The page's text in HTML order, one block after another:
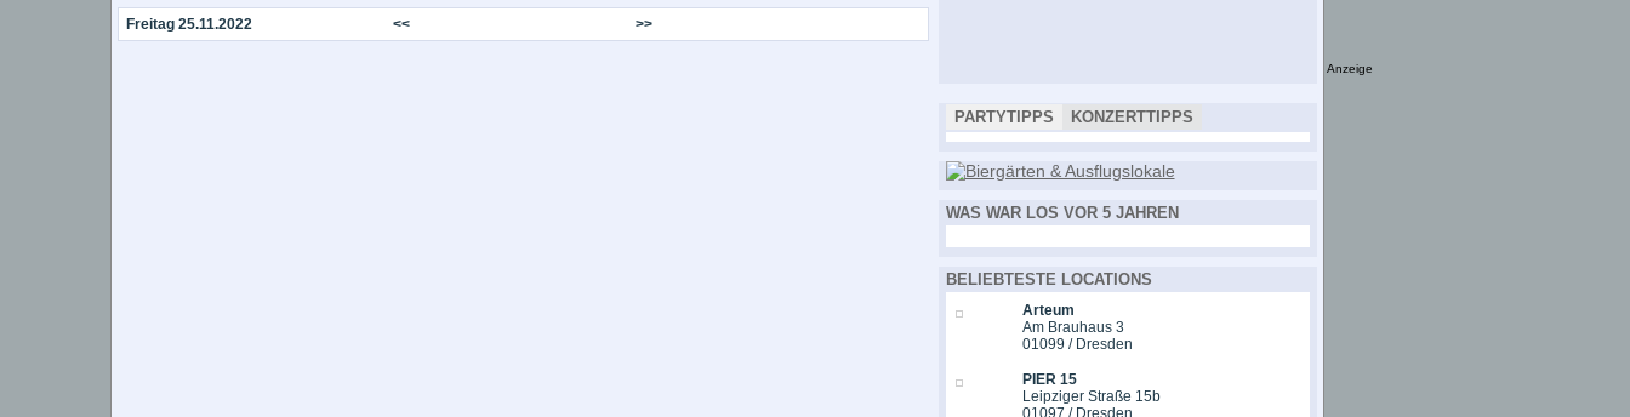
Freitag 25.11.2022 << >>
PARTYTIPPS KONZERTTIPPS
WAS WAR LOS VOR 5 JAHREN
BELIEBTESTE LOCATIONS
Arteum
Am Brauhaus 3
01099 / Dresden
PIER 15
Leipziger Straße 15b
01097 / Dresden
Anzeige